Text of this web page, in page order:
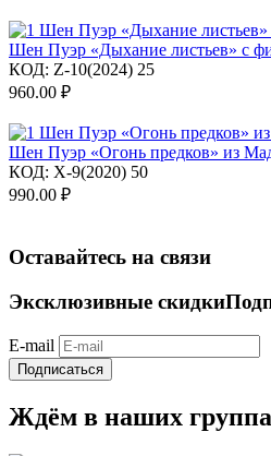
Шен Пуэр «Дыхание листьев» с
КОД: Z-10(2024) 25
960.00 ₽
Шен Пуэр «Огонь предков» из
КОД: X-9(2020) 50
990.00 ₽
Оставайтесь на связи
Эксклюзивные скидки
E-mail
Подписаться
Ждём в наших